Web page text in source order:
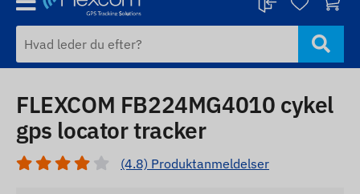
FLEXCOM FB224MG4010 cykel
gps locator tracker
(4.8) Produktanmeldelser